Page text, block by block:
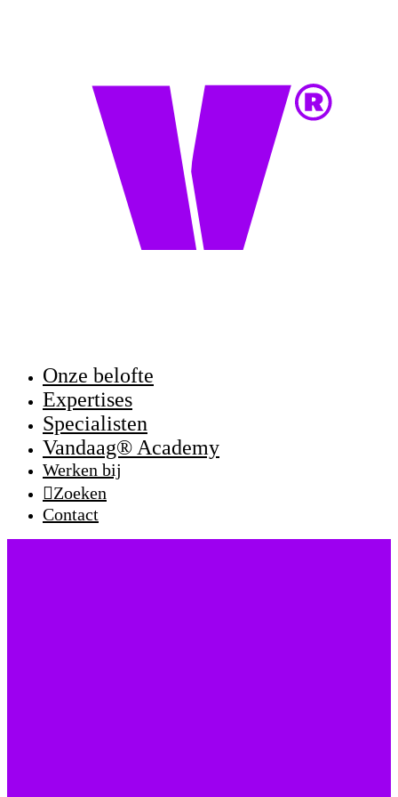
Onze belofte
Expertises
Specialisten
Vandaag® Academy
Werken bij
Zoeken
Contact